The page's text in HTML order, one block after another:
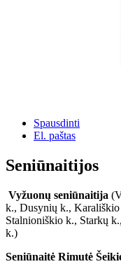
Spausdinti
El. paštas
Seniūnaitijos
Vyžuonų seniūnaitija
k., Dusynių k.,
Stalnioniškio k., Starkų
k.)
Seniūnaitė Rimutė